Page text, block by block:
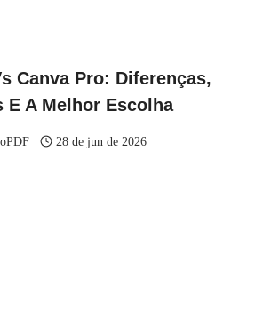
Canva Pro: Diferenças,
E A Melhor Escolha
28 de jun de 2026